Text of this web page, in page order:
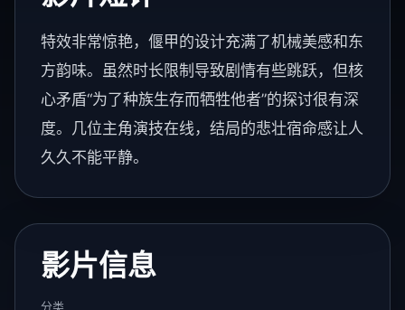
特效非常惊艳，偃甲的设计充满了机械美感和东
方韵味。虽然时长限制导致剧情有些跳跃，但核
心矛盾“为了种族生存而牺牲他者”的探讨很有深
度。几位主角演技在线，结局的悲壮宿命感让人
久久不能平静。
影片信息
分类